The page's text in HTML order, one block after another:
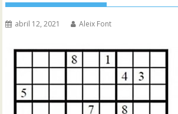
abril 12, 2021 Aleix Font